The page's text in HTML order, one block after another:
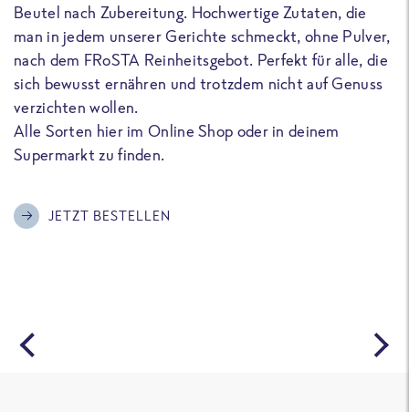
Beutel nach Zubereitung. Hochwertige Zutaten, die
man in jedem unserer Gerichte schmeckt, ohne Pulver,
nach dem FRoSTA Reinheitsgebot. Perfekt für alle, die
sich bewusst ernähren und trotzdem nicht auf Genuss
verzichten wollen.
Alle Sorten hier im Online Shop oder in deinem
Supermarkt zu finden.
JETZT BESTELLEN